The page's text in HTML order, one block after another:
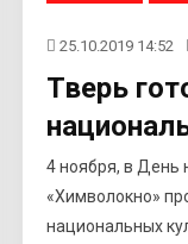
25.10.2019 14:52
Тверь
4 ноября, в День
«Химволокно»
национальных